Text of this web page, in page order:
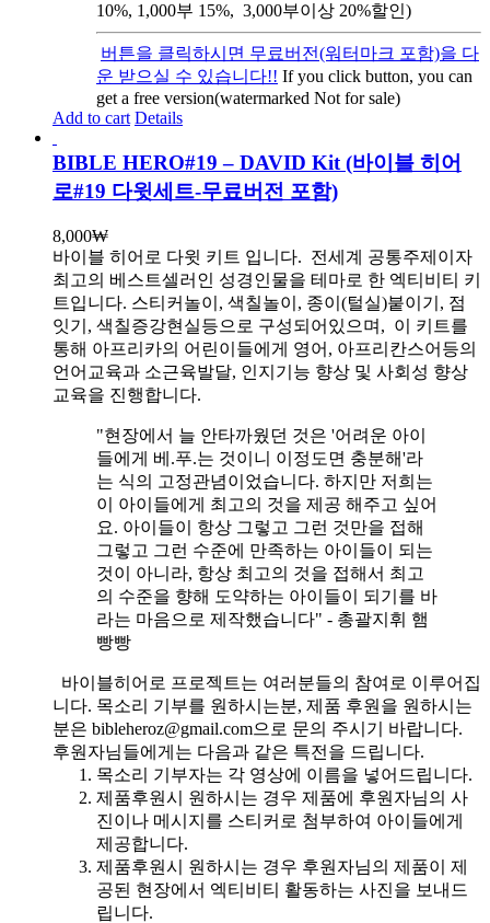
10%, 1,000부 15%, 3,000부이상 20%할인)
버튼을 클릭하시면 무료버전(워터마크 포함)을 다
운 받으실 수 있습니다!! If you click button, you can
get a free version(watermarked Not for sale)
Add to cart Details
BIBLE HERO#19 – DAVID Kit (바이블 히어
로#19 다윗세트-무료버전 포함)
8,000₩
바이블 히어로 다윗 키트 입니다. 전세계 공통주제이자
최고의 베스트셀러인 성경인물을 테마로 한 엑티비티 키
트입니다. 스티커놀이, 색칠놀이, 종이(털실)붙이기, 점
잇기, 색칠증강현실등으로 구성되어있으며, 이 키트를
통해 아프리카의 어린이들에게 영어, 아프리칸스어등의
언어교육과 소근육발달, 인지기능 향상 및 사회성 향상
교육을 진행합니다.
"현장에서 늘 안타까웠던 것은 '어려운 아이
들에게 베.푸.는 것이니 이정도면 충분해'라
는 식의 고정관념이었습니다. 하지만 저희는
이 아이들에게 최고의 것을 제공 해주고 싶어
요. 아이들이 항상 그렇고 그런 것만을 접해
그렇고 그런 수준에 만족하는 아이들이 되는
것이 아니라, 항상 최고의 것을 접해서 최고
의 수준을 향해 도약하는 아이들이 되기를 바
라는 마음으로 제작했습니다" - 총괄지휘 햄
빵빵
바이블히어로 프로젝트는 여러분들의 참여로 이루어집
니다. 목소리 기부를 원하시는분, 제품 후원을 원하시는
분은 bibleheroz@gmail.com으로 문의 주시기 바랍니다.
후원자님들에게는 다음과 같은 특전을 드립니다.
목소리 기부자는 각 영상에 이름을 넣어드립니다.
제품후원시 원하시는 경우 제품에 후원자님의 사
진이나 메시지를 스티커로 첨부하여 아이들에게
제공합니다.
제품후원시 원하시는 경우 후원자님의 제품이 제
공된 현장에서 엑티비티 활동하는 사진을 보내드
립니다.